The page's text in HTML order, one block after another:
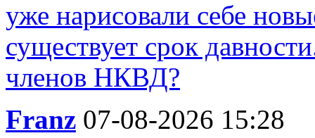
уже нарисовали себе
существует срок
членов НКВД?
Franz 07-08-2026 15:28